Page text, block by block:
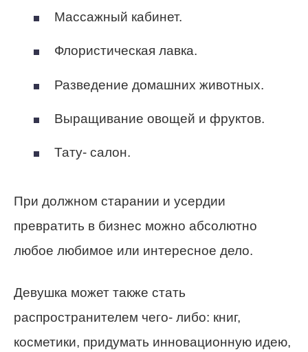
Массажный кабинет.
Флористическая лавка.
Разведение домашних животных.
Выращивание овощей и фруктов.
Тату- салон.
При должном старании и усердии
превратить в бизнес можно абсолютно
любое любимое или интересное дело.
Девушка может также стать
распространителем чего- либо: книг,
косметики, придумать инновационную идею,